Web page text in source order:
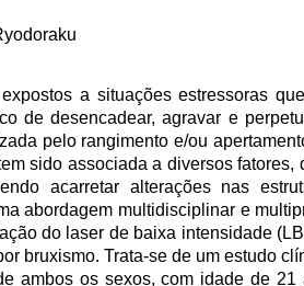
a situações estressoras
de desencadear, agravar e
pelo rangimento e/ou
sido associada a diversos fatores,
acarretar alterações nas
abordagem multidisciplinar e
do laser de baixa intensidade
bruxismo. Trata-se de um estudo
ambos os sexos, com idade de 21